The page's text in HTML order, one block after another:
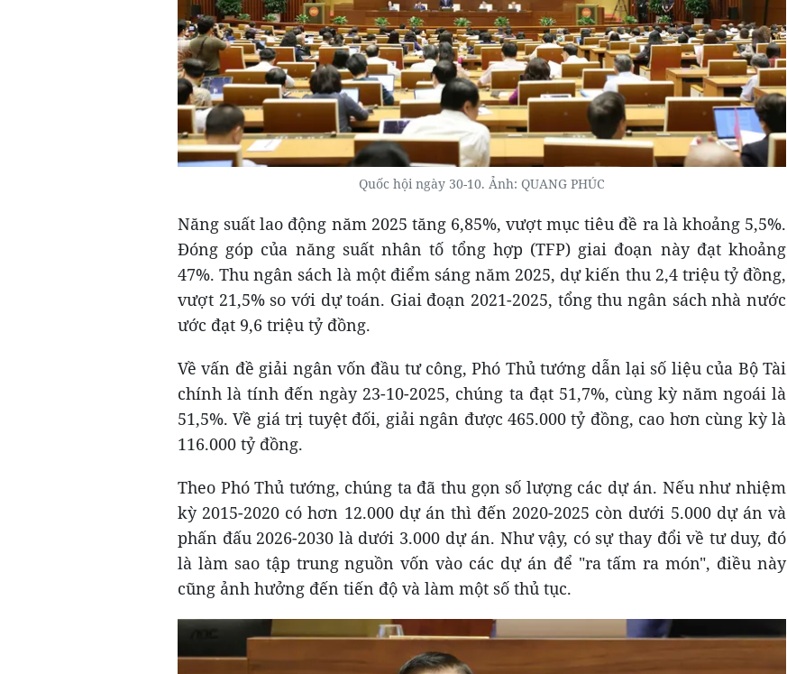
Quốc hội ngày 30-10. Ảnh: QUANG PHÚC
Năng suất lao động năm 2025 tăng 6,85%, vượt mục tiêu đề ra là khoảng 5,5%.
Đóng góp của năng suất nhân tố tổng hợp (TFP) giai đoạn này đạt khoảng
47%. Thu ngân sách là một điểm sáng năm 2025, dự kiến thu 2,4 triệu tỷ đồng,
vượt 21,5% so với dự toán. Giai đoạn 2021-2025, tổng thu ngân sách nhà nước
ước đạt 9,6 triệu tỷ đồng.
Về vấn đề giải ngân vốn đầu tư công, Phó Thủ tướng dẫn lại số liệu của Bộ Tài
chính là tính đến ngày 23-10-2025, chúng ta đạt 51,7%, cùng kỳ năm ngoái là
51,5%. Về giá trị tuyệt đối, giải ngân được 465.000 tỷ đồng, cao hơn cùng kỳ là
116.000 tỷ đồng.
Theo Phó Thủ tướng, chúng ta đã thu gọn số lượng các dự án. Nếu như nhiệm
kỳ 2015-2020 có hơn 12.000 dự án thì đến 2020-2025 còn dưới 5.000 dự án và
phấn đấu 2026-2030 là dưới 3.000 dự án. Như vậy, có sự thay đổi về tư duy, đó
là làm sao tập trung nguồn vốn vào các dự án để "ra tấm ra món", điều này
cũng ảnh hưởng đến tiến độ và làm một số thủ tục.